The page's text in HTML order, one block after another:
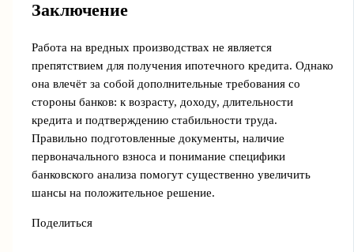
Заключение
Работа на вредных производствах не является
препятствием для получения ипотечного кредита. Однако
она влечёт за собой дополнительные требования со
стороны банков: к возрасту, доходу, длительности
кредита и подтверждению стабильности труда.
Правильно подготовленные документы, наличие
первоначального взноса и понимание специфики
банковского анализа помогут существенно увеличить
шансы на положительное решение.
Поделиться